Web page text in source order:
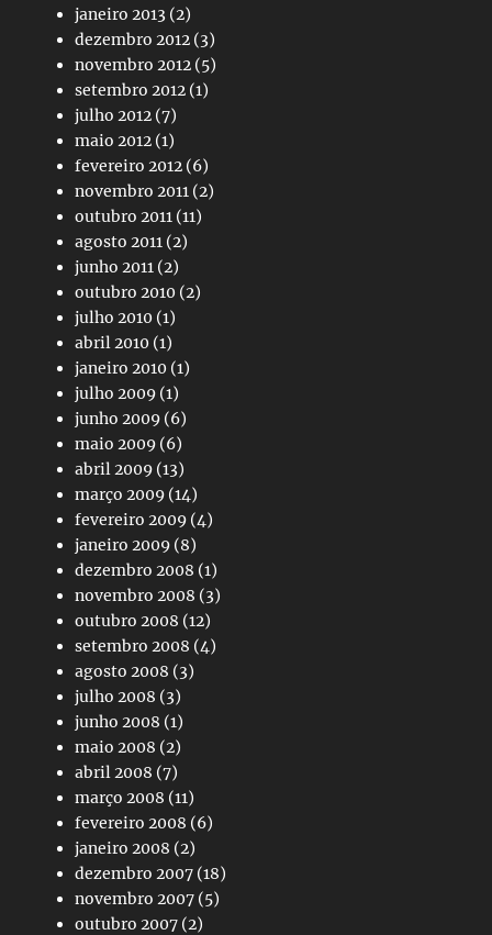
janeiro 2013 (2)
dezembro 2012 (3)
novembro 2012 (5)
setembro 2012 (1)
julho 2012 (7)
maio 2012 (1)
fevereiro 2012 (6)
novembro 2011 (2)
outubro 2011 (11)
agosto 2011 (2)
junho 2011 (2)
outubro 2010 (2)
julho 2010 (1)
abril 2010 (1)
janeiro 2010 (1)
julho 2009 (1)
junho 2009 (6)
maio 2009 (6)
abril 2009 (13)
março 2009 (14)
fevereiro 2009 (4)
janeiro 2009 (8)
dezembro 2008 (1)
novembro 2008 (3)
outubro 2008 (12)
setembro 2008 (4)
agosto 2008 (3)
julho 2008 (3)
junho 2008 (1)
maio 2008 (2)
abril 2008 (7)
março 2008 (11)
fevereiro 2008 (6)
janeiro 2008 (2)
dezembro 2007 (18)
novembro 2007 (5)
outubro 2007 (2)